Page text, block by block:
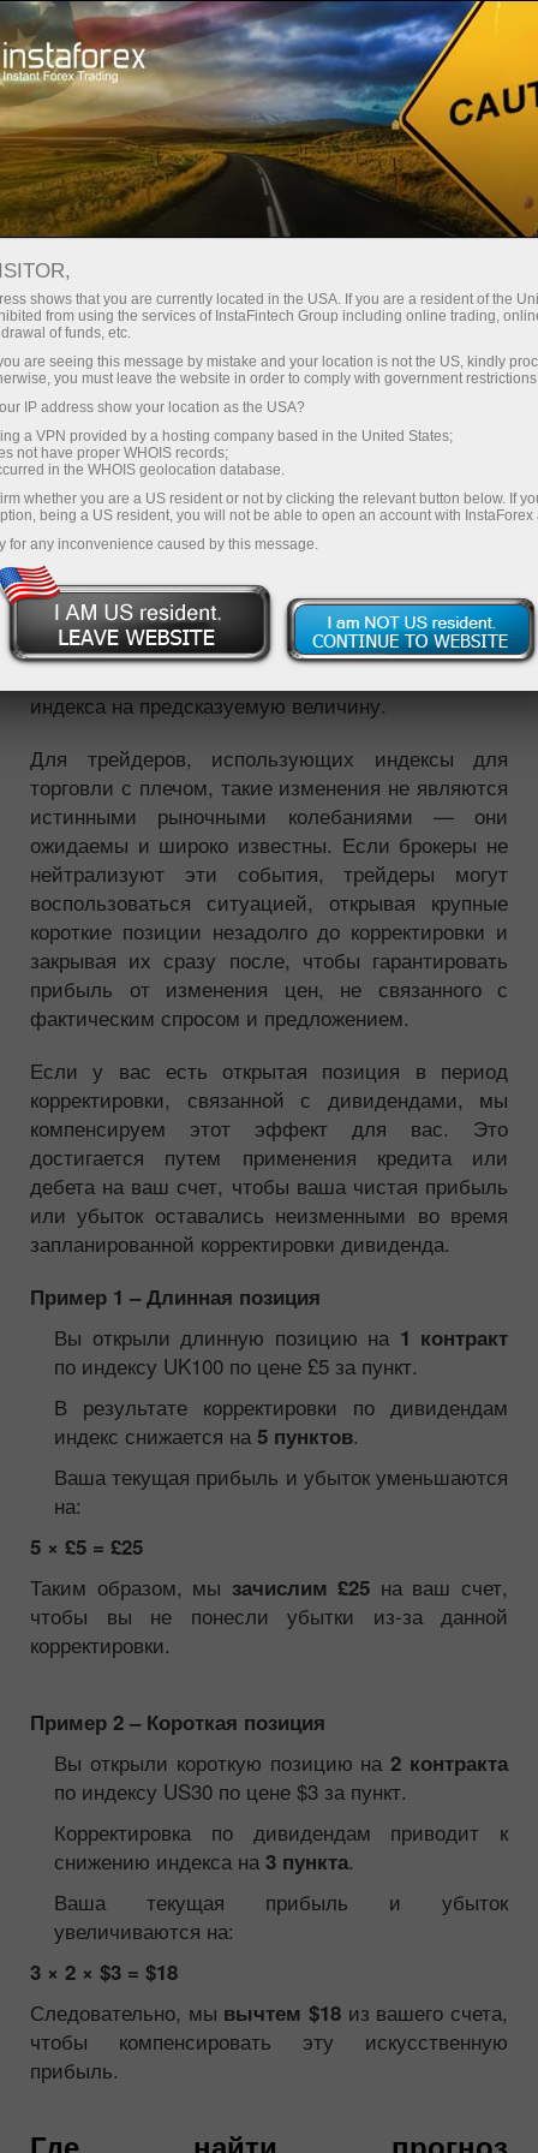
Корректировки цен
КОРРЕКТИРОВКИ ЦЕН ДЛЯ
ИНДЕКСОВ
Поповнити рахунок
Когда компании, входящие в состав фондового
индекса, объявляют о выплате дивидендов, их
акции, как правило, снижаются на величину
выплачиваемого дивиденда. Поскольку индекс
рассчитывается на основе цен всех акций,
индекса на предсказуемую величину.
Для трейдеров, использующих индексы для
торговли с плечом, такие изменения не являются
истинными рыночными колебаниями — они
ожидаемы и широко известны. Если брокеры не
нейтрализуют эти события, трейдеры могут
воспользоваться ситуацией, открывая крупные
короткие позиции незадолго до корректировки и
закрывая их сразу после, чтобы гарантировать
прибыль от изменения цен, не связанного с
фактическим спросом и предложением.
Если у вас есть открытая позиция в период
корректировки, связанной с дивидендами, мы
компенсируем этот эффект для вас. Это
достигается путем применения кредита или
дебета на ваш счет, чтобы ваша чистая прибыль
или убыток оставались неизменными во время
запланированной корректировки дивиденда.
Пример 1 – Длинная позиция
Вы открыли длинную позицию на 1 контракт
по индексу UK100 по цене £5 за пункт.
В результате корректировки по дивидендам
индекс снижается на 5 пунктов.
Ваша текущая прибыль и убыток уменьшаются
на:
5 × £5 = £25
Таким образом, мы зачислим £25 на ваш счет,
чтобы вы не понесли убытки из-за данной
корректировки.
Пример 2 – Короткая позиция
Вы открыли короткую позицию на 2 контракта
по индексу US30 по цене $3 за пункт.
Корректировка по дивидендам приводит к
снижению индекса на 3 пункта.
Ваша текущая прибыль и убыток
увеличиваются на:
3 × 2 × $3 = $18
Следовательно, мы вычтем $18 из вашего счета,
чтобы компенсировать эту искусственную
прибыль.
shows that you are currently located in the USA. If you are a resident of the
from using the services of InstaFintech Group including online trading,
of funds, etc.
are seeing this message by mistake and your location is not the US, kindly
you must leave the website in order to comply with government
IP address show your location as the USA?
a VPN provided by a hosting company based in the United States;
not have proper WHOIS records;
in the WHOIS geolocation database.
whether you are a US resident or not by clicking the relevant button below. If
being a US resident, you will not be able to open an account with InstaForex
for any inconvenience caused by this message.